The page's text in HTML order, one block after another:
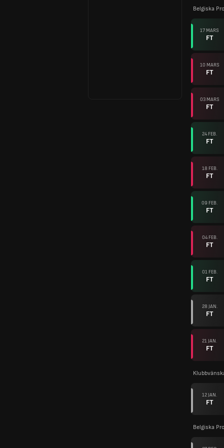
Belgiska
17 MARS
FT
10 MARS
FT
03 MARS
FT
24 FEB.
FT
18 FEB.
FT
09 FEB.
FT
04 FEB.
FT
01 FEB.
FT
28 JAN.
FT
21 JAN.
FT
12 JAN.
FT
Belgiska